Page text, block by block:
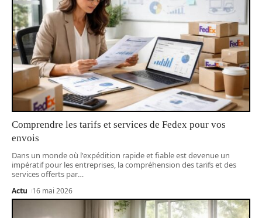
Comprendre les tarifs et services de Fedex pour vos
envois
Dans un monde où l'expédition rapide et fiable est devenue un
impératif pour les entreprises, la compréhension des tarifs et des
services offerts par…
Actu 16 mai 2026